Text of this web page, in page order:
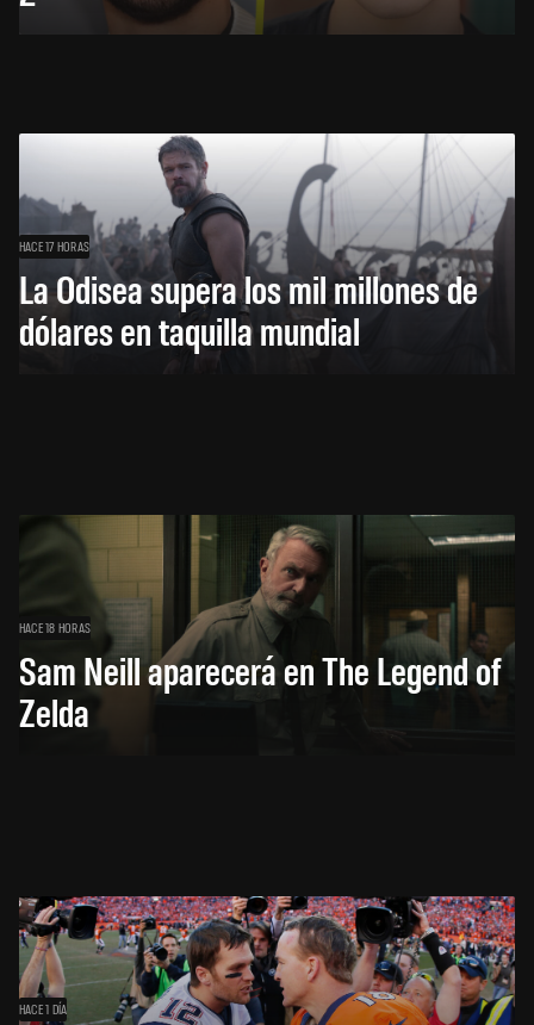
HACE 17 HORAS
La Odisea supera los mil millones de
dólares en taquilla mundial
HACE 18 HORAS
Sam Neill aparecerá en The Legend of
Zelda
HACE 1 DÍA